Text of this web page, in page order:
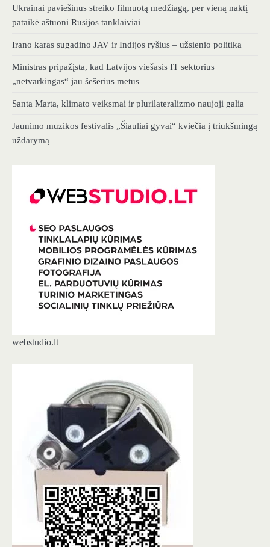
Ukrainai paviešinus streiko filmuotą medžiagą, per vieną naktį
pataikė aštuoni Rusijos tanklaiviai
Irano karas sugadino JAV ir Indijos ryšius – užsienio politika
Ministras pripažįsta, kad Latvijos viešasis IT sektorius
„netvarkingas“ jau šešerius metus
Santa Marta, klimato veiksmai ir plurilateralizmo naujoji galia
Jaunimo muzikos festivalis „Šiauliai gyvai“ kviečia į triukšmingą
uždarymą
webstudio.lt